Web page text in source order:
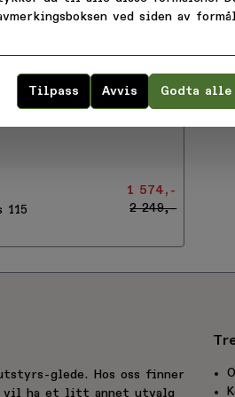
115
1 574,-
2 249,-
glede. Hos oss finner
vil ha et litt annet utvalg
ved siden av
Avvis
Tilpass Godta alle